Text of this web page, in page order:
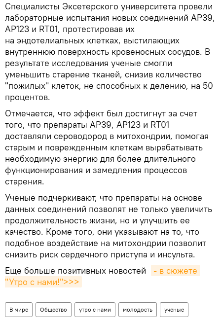
Специалисты Эксетерского университета провели
лабораторные испытания новых соединений AP39,
AP123 и RT01, протестировав их
на эндотелиальных клетках, выстилающих
внутреннюю поверхность кровеносных сосудов. В
результате исследования ученые смогли
уменьшить старение тканей, снизив количество
"пожилых" клеток, не способных к делению, на 50
процентов.
Отмечается, что эффект был достигнут за счет
того, что препараты AP39, AP123 и RT01
доставляли сероводород в митохондрии, помогая
старым и поврежденным клеткам вырабатывать
необходимую энергию для более длительного
функционирования и замедления процессов
старения.
Ученые подчеркивают, что препараты на основе
данных соединений позволят не только увеличить
продолжительность жизни, но и улучшить ее
качество. Кроме того, они указывают на то, что
подобное воздействие на митохондрии позволит
снизить риск сердечного приступа и инсульта.
Еще больше позитивных новостей
- в сюжете
"Утро с нами!">>>
В мире Общество утро с нами молодость ученые